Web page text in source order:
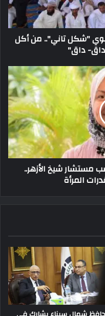
"شكل تاني".. من أكل
داق"
مستشار شيخ الأزهر..
المرأة